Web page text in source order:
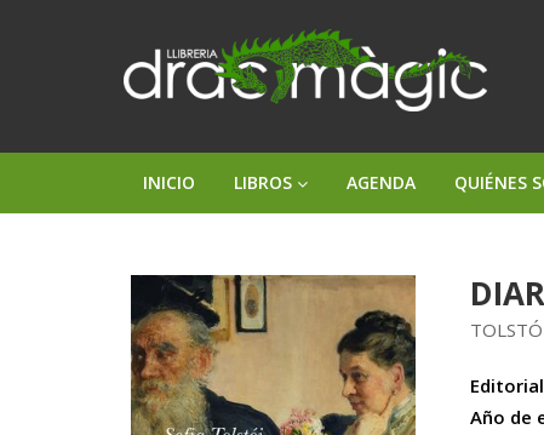
INICIO LIBROS AGENDA QUIÉNES
Año de